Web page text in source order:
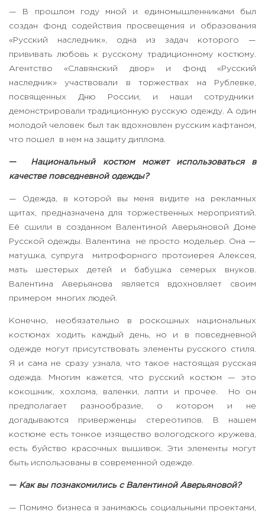
— В прошлом году мной и единомышленниками был
создан фонд содействия просвещения и образования
«Русский наследник», одна из задач которого —
прививать любовь к русскому традиционному костюму.
Агентство «Славянский двор» и фонд «Русский
наследник» участвовали в торжествах на Рублевке,
посвященных Дню России, и наши сотрудники
демонстрировали традиционную русскую одежду. А один
молодой человек был так вдохновлен русским кафтаном,
что пошел в нем на защиту диплома.
— Национальный костюм может использоваться в
качестве повседневной одежды?
— Одежда, в которой вы меня видите на рекламных
щитах, предназначена для торжественных мероприятий.
Её сшили в созданном Валентиной Аверьяновой Доме
Русской одежды. Валентина не просто модельер. Она —
матушка, супруга митрофорного протоиерея Алексея,
мать шестерых детей и бабушка семерых внуков.
Валентина Аверьянова является вдохновляет своим
примером многих людей.
Конечно, необязательно в роскошных национальных
костюмах ходить каждый день, но и в повседневной
одежде могут присутствовать элементы русского стиля.
Я и сама не сразу узнала, что такое настоящая русская
одежда. Многим кажется, что русский костюм — это
кокошник, хохлома, валенки, лапти и прочее. Но он
предполагает разнообразие, о котором и не
догадываются приверженцы стереотипов. В нашем
костюме есть тонкое изящество вологодского кружева,
есть буйство красочных вышивок. Эти элементы могут
быть использованы в современной одежде.
— Как вы познакомились с Валентиной Аверьяновой?
— Помимо бизнеса я занимаюсь социальными проектами,